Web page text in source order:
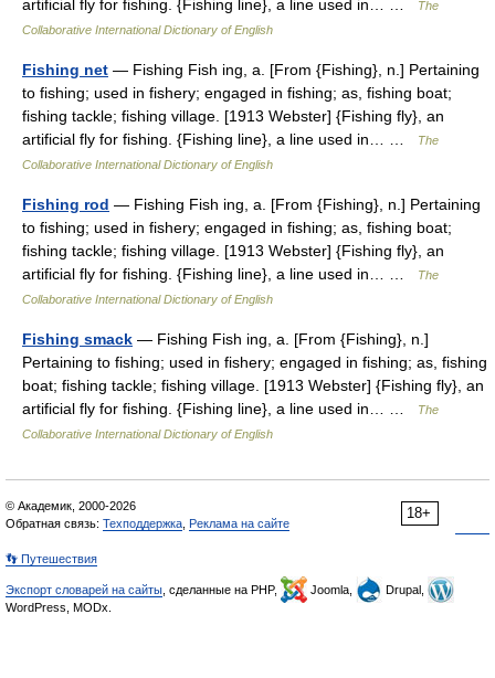
artificial fly for fishing. {Fishing line}, a line used in… …
The
Collaborative International Dictionary of English
Fishing net — Fishing Fish ing, a. [From {Fishing}, n.] Pertaining
to fishing; used in fishery; engaged in fishing; as, fishing boat;
fishing tackle; fishing village. [1913 Webster] {Fishing fly}, an
artificial fly for fishing. {Fishing line}, a line used in… …
The
Collaborative International Dictionary of English
Fishing rod — Fishing Fish ing, a. [From {Fishing}, n.] Pertaining
to fishing; used in fishery; engaged in fishing; as, fishing boat;
fishing tackle; fishing village. [1913 Webster] {Fishing fly}, an
artificial fly for fishing. {Fishing line}, a line used in… …
The
Collaborative International Dictionary of English
Fishing smack — Fishing Fish ing, a. [From {Fishing}, n.]
Pertaining to fishing; used in fishery; engaged in fishing; as, fishing
boat; fishing tackle; fishing village. [1913 Webster] {Fishing fly}, an
artificial fly for fishing. {Fishing line}, a line used in… …
The
Collaborative International Dictionary of English
18+
© Академик, 2000-2026
Обратная связь: Техподдержка Реклама на сайте
👣 Путешествия
Экспорт словарей на сайты , сделанные на PHP, Joomla,
Drupal,
WordPress, MODx.